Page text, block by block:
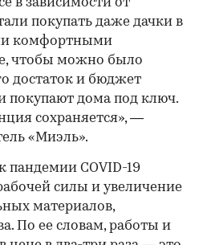
покупать даже дачки в
комфортными
чтобы можно было
достаток и бюджет
покупают дома под ключ.
сохраняется», —
«Миэль».
пандемии COVID-19
силы и увеличение
материалов,
По ее словам, работы и